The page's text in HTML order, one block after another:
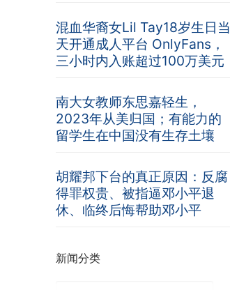
混血华裔女Lil Tay18岁生日当
天开通成人平台 OnlyFans，
三小时内入账超过100万美元
南大女教师东思嘉轻生，
2023年从美归国；有能力的
留学生在中国没有生存土壤
胡耀邦下台的真正原因：反腐
得罪权贵、被指逼邓小平退
休、临终后悔帮助邓小平
新闻分类